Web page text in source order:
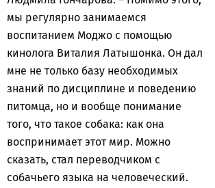
мы регулярно занимаемся
воспитанием Моджо с помощью
кинолога Виталия Латышонка. Он дал
мне не только базу необходимых
знаний по дисциплине и поведению
питомца, но и вообще понимание
того, что такое собака: как она
воспринимает этот мир. Можно
сказать, стал переводчиком с
собачьего языка на человеческий.